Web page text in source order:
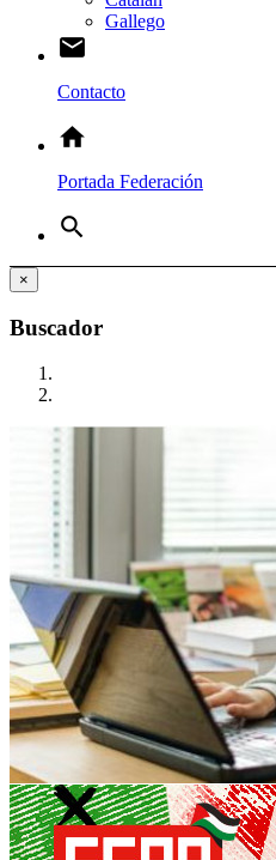
Gallego
email
Contacto
home
Portada Federación
search
×
Buscador